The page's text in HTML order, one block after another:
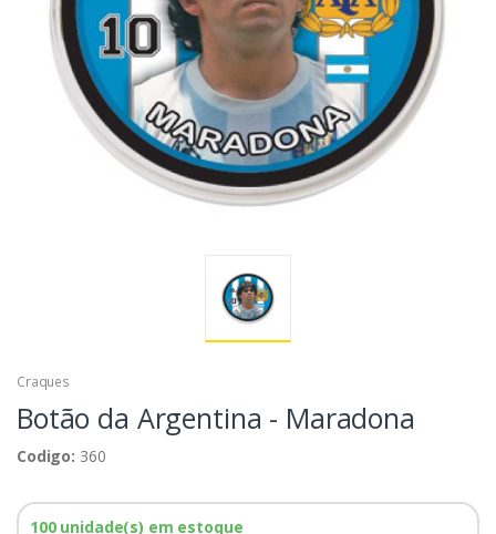
Craques
Botão da Argentina - Maradona
Codigo: 360
100 unidade(s) em estoque